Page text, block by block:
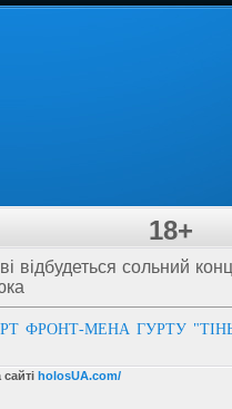
18+
відбудеться сольний
ФРОНТ-МЕНА ГУРТУ
сайті holosUA.com/